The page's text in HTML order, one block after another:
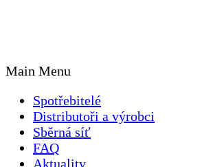
Main Menu
Spotřebitelé
Distributoři a výrobci
Sběrná síť
FAQ
Aktuality